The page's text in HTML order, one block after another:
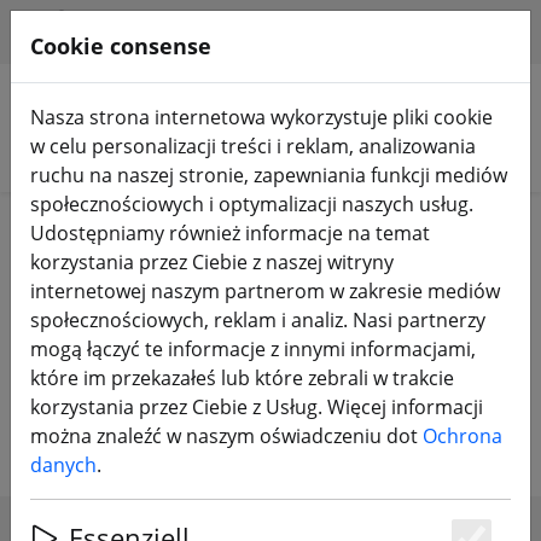
Szukaj produktów
Home Baterie Akumulator LiPo
Akumulatory LiPo do dronów
wyścigowych, quadrocopterów,
ścigaczy, samolotów i samochodów
RC
Cookie consense
Nasza strona internetowa wykorzystuje pliki cookie
w celu personalizacji treści i reklam, analizowania
ruchu na naszej stronie, zapewniania funkcji mediów
społecznościowych i optymalizacji naszych usług.
Udostępniamy również informacje na temat
korzystania przez Ciebie z naszej witryny
internetowej naszym partnerom w zakresie mediów
społecznościowych, reklam i analiz. Nasi partnerzy
mogą łączyć te informacje z innymi informacjami,
które im przekazałeś lub które zebrali w trakcie
korzystania przez Ciebie z Usług. Więcej informacji
można znaleźć w naszym oświadczeniu dot Ochrona
danych.